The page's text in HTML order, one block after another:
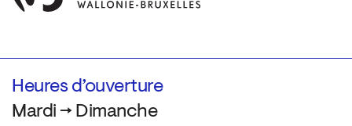
Heures d’ouverture
Mardi → Dimanche